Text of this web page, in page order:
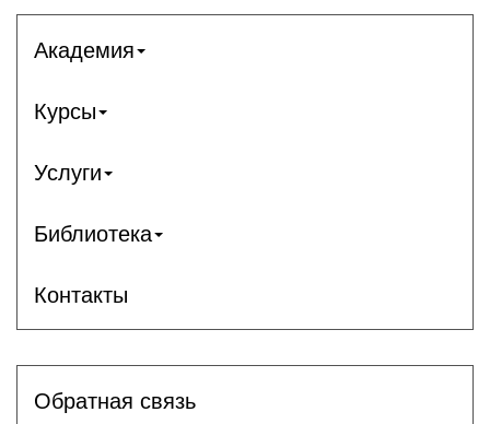
Академия
Курсы
Услуги
Библиотека
Контакты
Обратная связь